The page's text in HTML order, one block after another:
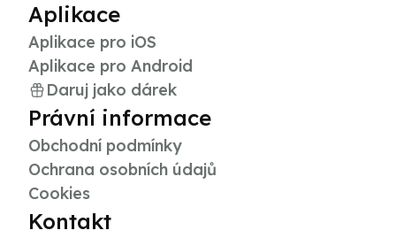
Aplikace
Aplikace pro iOS
Aplikace pro Android
Daruj jako dárek
Právní informace
Obchodní podmínky
Ochrana osobních údajů
Cookies
Kontakt